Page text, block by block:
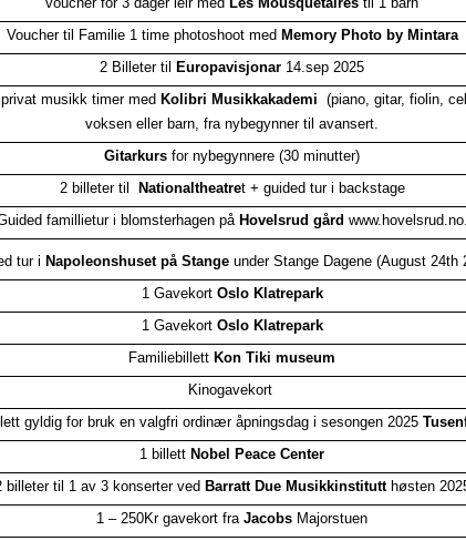
Voucher til Familie 1 time photoshoot med Memory Photo by Mintara
2 Billeter til Europavisjonar 14.sep 2025
musikk timer med Kolibri Musikkakademi (piano, gitar, fiolin,
voksen eller barn, fra nybegynner til avansert.
Gitarkurs for nybegynnere (30 minutter)
2 billeter til Nationaltheatret + guided tur i backstage
famillietur i blomsterhagen på Hovelsrud gård www.hovelsrud.no.
tur i Napoleonshuset på Stangeunder Stange Dagene (August 24th
1 Gavekort Oslo Klatrepark
1 Gavekort Oslo Klatrepark
Familiebillett Kon Tiki museum
Kinogavekort
gyldig for bruk en valgfri ordinær åpningsdag i sesongen 2025
1 billett Nobel Peace Center
billeter til 1 av 3 konserter ved Barratt Due Musikkinstitutt høsten
1 – 250Kr gavekort fra Jacobs Majorstuen